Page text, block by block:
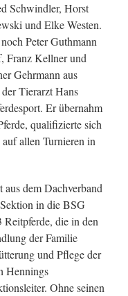
Schwindler, Horst
und Elke Westen.
Peter Guthmann
Franz Kellner und
Gehrmann aus
Tierarzt Hans
Er übernahm
qualifizierte sich
allen Turnieren in
dem Dachverband
in die BSG
die in den
der Familie
und Pflege der
Hennings
Ohne seinen